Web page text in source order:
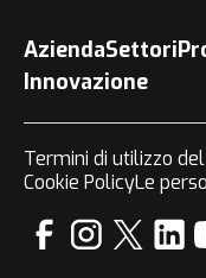
AziendaSettori
Innovazione
Termini di utilizzo
Cookie PolicyLe